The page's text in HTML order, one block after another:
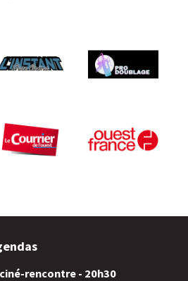
rencontre - 20h30